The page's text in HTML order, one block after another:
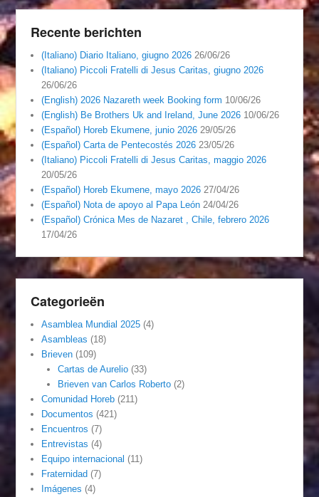
Recente berichten
(Italiano) Diario Italiano, giugno 2026 26/06/26
(Italiano) Piccoli Fratelli di Jesus Caritas, giugno 2026
26/06/26
(English) 2026 Nazareth week Booking form 10/06/26
(English) Be Brothers Uk and Ireland, June 2026 10/06/26
(Español) Horeb Ekumene, junio 2026 29/05/26
(Español) Carta de Pentecostés 2026 23/05/26
(Italiano) Piccoli Fratelli di Jesus Caritas, maggio 2026
20/05/26
(Español) Horeb Ekumene, mayo 2026 27/04/26
(Español) Nota de apoyo al Papa León 24/04/26
(Español) Crónica Mes de Nazaret , Chile, febrero 2026
17/04/26
Categorieën
Asamblea Mundial 2025 (4)
Asambleas (18)
Brieven (109)
Cartas de Aurelio(33)
Brieven van Carlos Roberto(2)
Comunidad Horeb (211)
Documentos (421)
Encuentros (7)
Entrevistas (4)
Equipo internacional (11)
Fraternidad (7)
Imágenes (4)